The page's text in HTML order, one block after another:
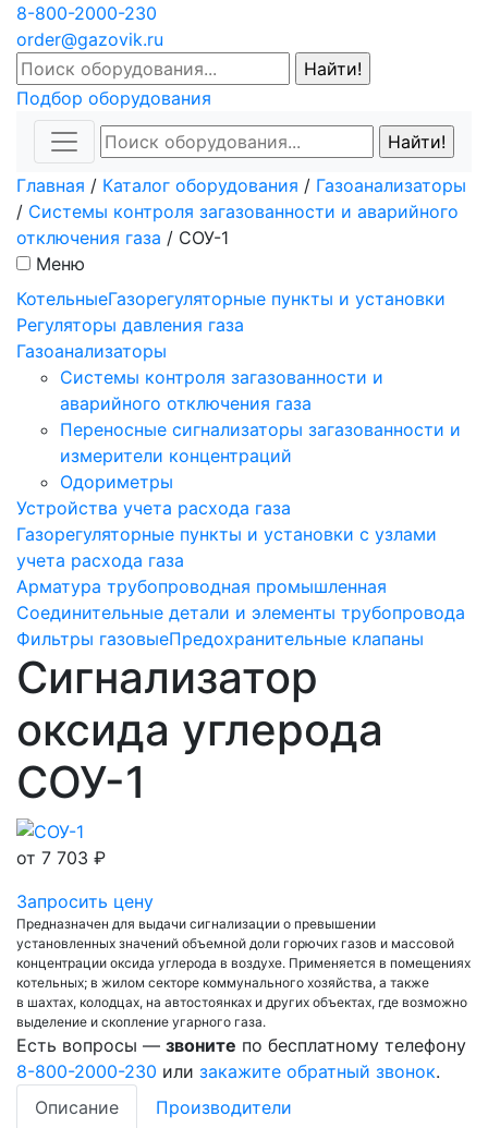
8-800-2000-230
order@gazovik.ru
Подбор оборудования
Главная / Каталог оборудования / Газоанализаторы
/ Системы контроля загазованности и аварийного
отключения газа / СОУ-1
Меню
КотельныеГазорегуляторные пункты и установки
Регуляторы давления газа
Газоанализаторы
Системы контроля загазованности и
аварийного отключения газа
Переносные сигнализаторы загазованности и
измерители концентраций
Одориметры
Устройства учета расхода газа
Газорегуляторные пункты и установки с узлами
учета расхода газа
Арматура трубопроводная промышленная
Соединительные детали и элементы трубопровода
Фильтры газовыеПредохранительные клапаны
Сигнализатор
оксида углерода
СОУ-1
от 7 703 ₽
Запросить цену
Предназначен для выдачи сигнализации о превышении
установленных значений объемной доли горючих газов и массовой
концентрации оксида углерода в воздухе. Применяется в помещениях
котельных; в жилом секторе коммунального хозяйства, а также
в шахтах, колодцах, на автостоянках и других объектах, где возможно
выделение и скопление угарного газа.
Есть вопросы — звоните по бесплатному телефону
8-800-2000-230 или закажите обратный звонок.
Описание
Производители